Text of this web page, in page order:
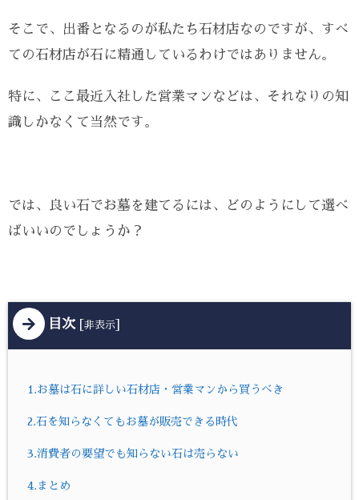
そこで、出番となるのが私たち石材店なのですが、すべ
ての石材店が石に精通しているわけではありません。
特に、ここ最近入社した営業マンなどは、それなりの知
識しかなくて当然です。
では、良い石でお墓を建てるには、どのようにして選べ
ばいいのでしょうか？
目次 非表示
1.お墓は石に詳しい石材店・営業マンから買うべき
2.石を知らなくてもお墓が販売できる時代
3.消費者の要望でも知らない石は売らない
4.まとめ